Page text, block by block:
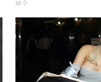
するために出来ること
0